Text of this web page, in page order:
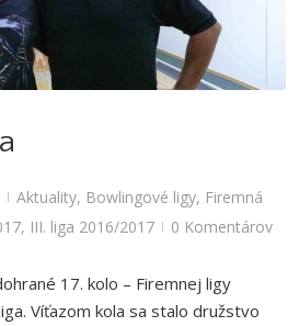
17.kolo – 3.liga
,Firemná liga Firemná liga 2016-2017,
2016/2017
| Aktuality, Bowlingové ligy, Firemná
, III. liga 2016/2017 | 0 Komentárov
17. kolo – Firemnej ligy
Víťazom kola sa stalo družstvo